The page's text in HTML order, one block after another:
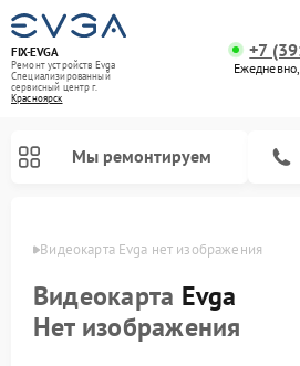
FIX-EVGA
Ремонт устройств Evga
Специализированный
cервисный центр г.
Красноярск
+7
Мы ремонтируем
Видеокарта Evga нет изображения
Видеокарта Evga
Нет изображения